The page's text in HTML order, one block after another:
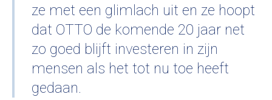
ze met een glimlach uit en ze hoopt
dat OTTO de komende 20 jaar net
zo goed blijft investeren in zijn
mensen als het tot nu toe heeft
gedaan.